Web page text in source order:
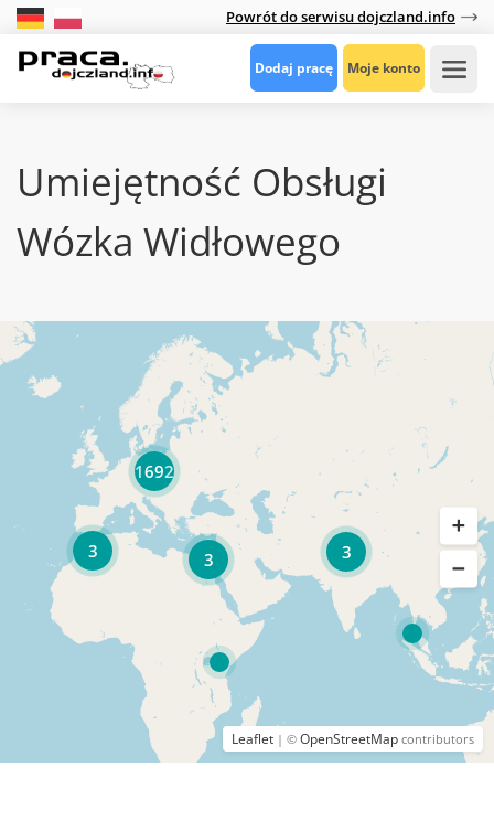
Powrót do serwisu dojczland.info
Dodaj pracę Moje konto
Umiejętność Obsługi
Wózka Widłowego
3
3
3
1692
Leaflet | © OpenStreetMap contributors